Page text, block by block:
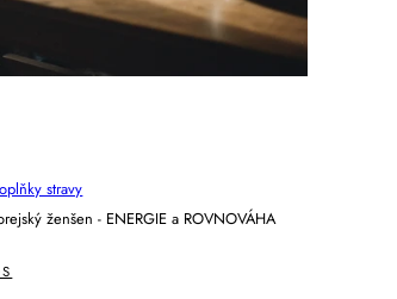
stravy
ženšen - ENERGIE a ROVNOVÁHA